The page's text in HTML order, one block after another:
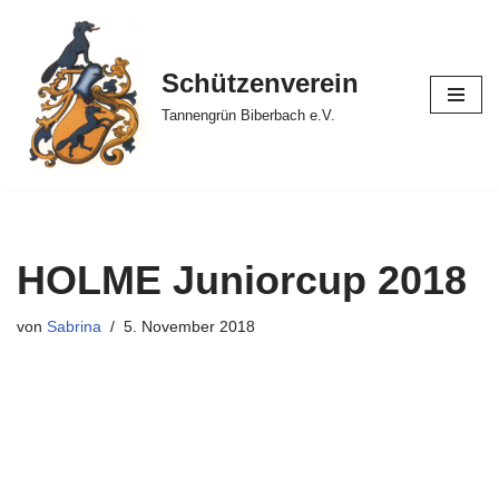
Inhalt
springen
Schützenverein
Tannengrün Biberbach e.V.
HOLME Juniorcup 2018
von Sabrina 5. November 2018